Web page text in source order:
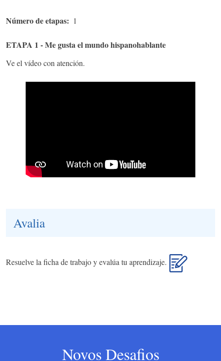
Número de etapas 1
ETAPA 1 - Me gusta el mundo hispanohablante
Ve el vídeo con atención.
Avalia
Resuelve la ficha de trabajo y evalúa tu aprendizaje.
Novos Desafios